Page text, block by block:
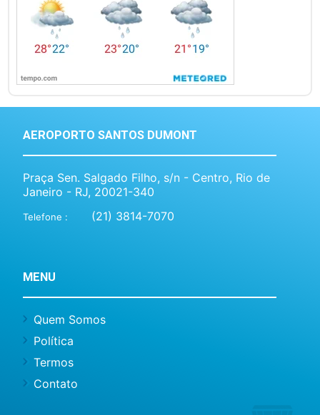
AEROPORTO SANTOS DUMONT
Praça Sen. Salgado Filho, s/n - Centro, Rio de
Janeiro - RJ, 20021-340
Telefone : (21) 3814-7070
MENU
Quem Somos
Política
Termos
Contato